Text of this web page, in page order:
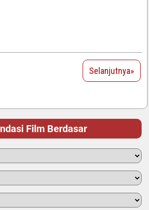
Selanjutnya»
Film Berdasar